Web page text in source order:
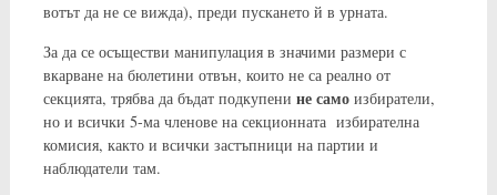
вотът да не се вижда), преди пускането й в урната.
За да се осъществи манипулация в значими размери с
вкарване на бюлетини отвън, които не са реално от
секцията, трябва да бъдат подкупени не само избиратели,
но и всички 5-ма членове на секционната избирателна
комисия, както и всички застъпници на партии и
наблюдатели там.